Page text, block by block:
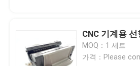
회사 소개
CNC 기계용
MOQ：1 세트
가격：Please